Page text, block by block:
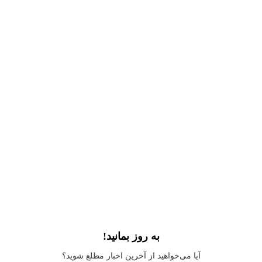
Application error: a client
-side exception has occurred while loading
به روز بمانید!
آیا می‌خواهید از آخرین اخبار مطلع شوید؟